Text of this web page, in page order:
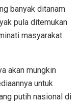
banyak ditanam
pula ditemukan
masyarakat
akan mungkin
untuk
putih nasional di